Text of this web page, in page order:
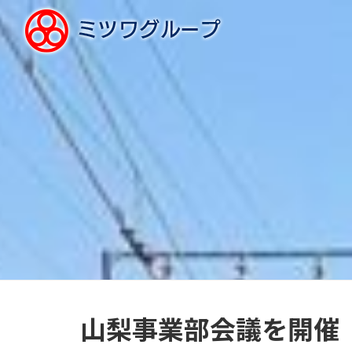
山梨事業部会議を開催